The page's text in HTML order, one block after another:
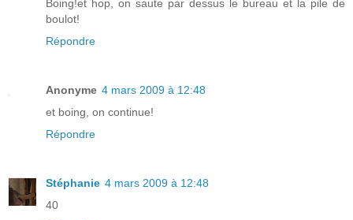
Boing!et hop, on saute par dessus le bureau et la pile de
boulot!
Répondre
Anonyme 4 mars 2009 à 12:48
et boing, on continue!
Répondre
Stéphanie 4 mars 2009 à 12:48
40